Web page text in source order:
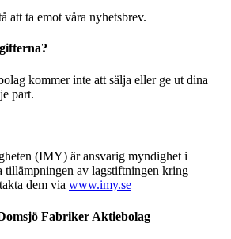
att ta emot våra nyhetsbrev.
kommer inte att sälja eller ge ut dina
part.
(IMY) är ansvarig myndighet i
tillämpningen av lagstiftningen kring
dem via www.imy.se
Fabriker Aktiebolag